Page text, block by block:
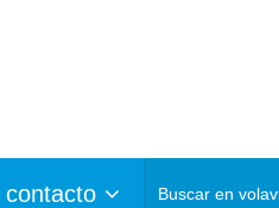
contacto